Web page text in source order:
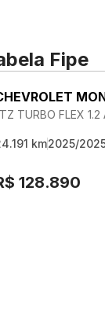
Fipe
TURBO FLEX
km2025/
128.890